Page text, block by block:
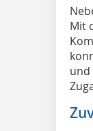
Mit
und